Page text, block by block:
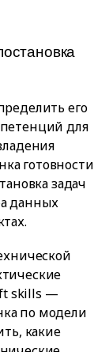
его
для
готовности
задач
данных
skills —
по модели
какие